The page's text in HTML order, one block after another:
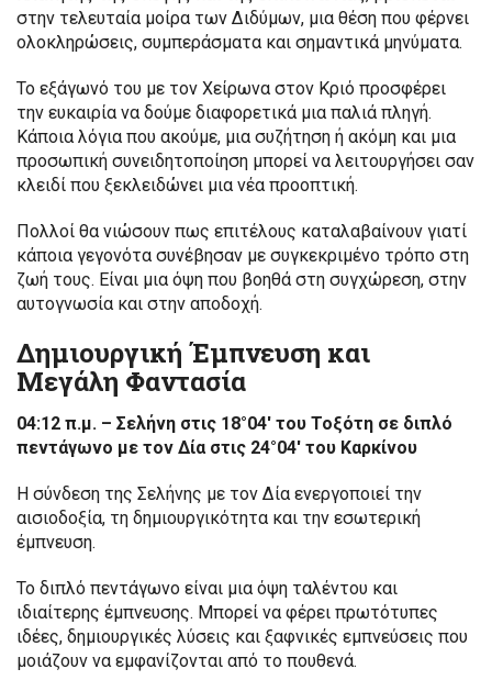
στην τελευταία μοίρα των Διδύμων, μια θέση που φέρνει
ολοκληρώσεις, συμπεράσματα και σημαντικά μηνύματα.
Το εξάγωνό του με τον Χείρωνα στον Κριό προσφέρει
την ευκαιρία να δούμε διαφορετικά μια παλιά πληγή.
Κάποια λόγια που ακούμε, μια συζήτηση ή ακόμη και μια
προσωπική συνειδητοποίηση μπορεί να λειτουργήσει σαν
κλειδί που ξεκλειδώνει μια νέα προοπτική.
Πολλοί θα νιώσουν πως επιτέλους καταλαβαίνουν γιατί
κάποια γεγονότα συνέβησαν με συγκεκριμένο τρόπο στη
ζωή τους. Είναι μια όψη που βοηθά στη συγχώρεση, στην
αυτογνωσία και στην αποδοχή.
Δημιουργική Έμπνευση και
Μεγάλη Φαντασία
04:12 π.μ. – Σελήνη στις 18°04′ του Τοξότη σε διπλό
πεντάγωνο με τον Δία στις 24°04′ του Καρκίνου
Η σύνδεση της Σελήνης με τον Δία ενεργοποιεί την
αισιοδοξία, τη δημιουργικότητα και την εσωτερική
έμπνευση.
Το διπλό πεντάγωνο είναι μια όψη ταλέντου και
ιδιαίτερης έμπνευσης. Μπορεί να φέρει πρωτότυπες
ιδέες, δημιουργικές λύσεις και ξαφνικές εμπνεύσεις που
μοιάζουν να εμφανίζονται από το πουθενά.